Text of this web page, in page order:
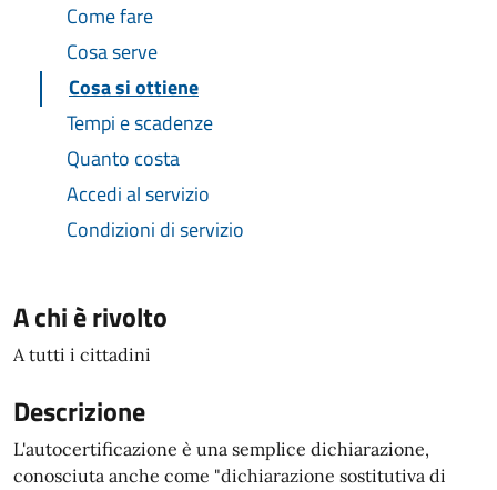
Come fare
Cosa serve
Cosa si ottiene
Tempi e scadenze
Quanto costa
Accedi al servizio
Condizioni di servizio
A chi è rivolto
A tutti i cittadini
Descrizione
L'autocertificazione è una semplice dichiarazione,
conosciuta anche come "dichiarazione sostitutiva di